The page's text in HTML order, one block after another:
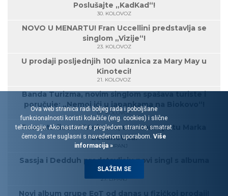
Poslušajte „KadKad“!
30. KOLOVOZ
NOVO U MENARTU! Fran Uccellini predstavlja se
singlom „Vizije“!
23. KOLOVOZ
U prodaji posljednjih 100 ulaznica za Mary May u
Kinoteci!
21. KOLOVOZ
Banda Turizma, novim singlom spašava turiste i
poručuje: „Nemoj ići u japankama na Biokovo“!
07. KOLOVOZ
Poznato lice s TV ekrana, u novom spotu Marka
Zekanovića!
28. LIPANJ
Sassja i Dedduh predstavljaju novi singl s albuma
„Chwakka“!
27. LIPANJ
Novi album grupe EoT od danas u fizičkoj prodaji!
Ova web stranica radi boljeg rada i poboljšane
funkcionalnosti koristi kolačiće (eng. cookies) i slične
tehnologije. Ako nastavite s pregledom stranice, smatrat
ćemo da ste suglasni s navedenom uporabom. Više
informacija »
SLAŽEM SE